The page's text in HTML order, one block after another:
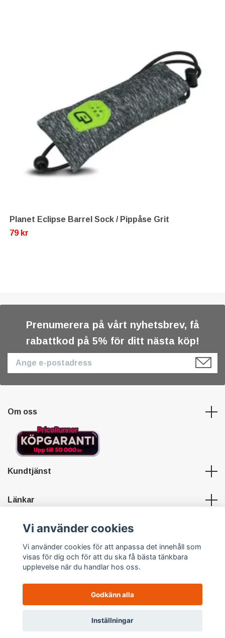
Planet Eclipse Barrel Sock / Pippåse Grit
79 kr
Prenumerera på vårt nyhetsbrev, få
rabattkod på 5% för ditt nästa köp!
Om oss
Kundtjänst
Länkar
Sociala medier
© 2026 HypersportsPowered by Quickbutik
Vi använder cookies
Vi använder cookies för att anpassa det innehåll som
visas för dig och för att du ska få bästa tänkbara
upplevelse när du handlar hos oss.
Godkänn alla
Inställningar